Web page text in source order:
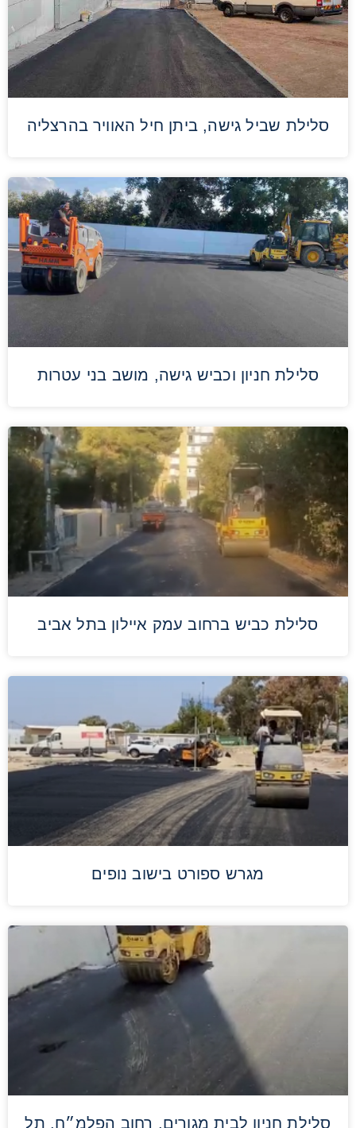
סלילת שביל גישה, ביתן חיל האוויר בהרצליה
סלילת חניון וכביש גישה, מושב בני עטרות
סלילת כביש ברחוב עמק איילון בתל אביב
מגרש ספורט בישוב נופים
סלילת חניון לבית מגורים, רחוב הפלמ״ח, תל